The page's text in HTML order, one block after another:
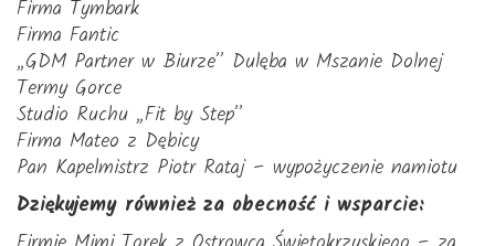
Firma Tymbark
Firma Fantic
„GDM Partner w Biurze” Dulęba w Mszanie Dolnej
Termy Gorce
Studio Ruchu „Fit by Step”
Firma Mateo z Dębicy
Pan Kapelmistrz Piotr Rataj – wypożyczenie namiotu
Dziękujemy również za obecność i wsparcie: